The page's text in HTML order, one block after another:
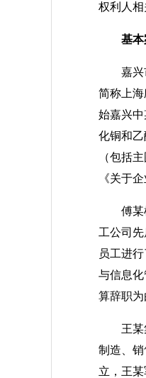
权利人
基
嘉兴市
简称上
始嘉兴
化铜和
（包括
《关于
傅某根
工公司
员工进
与信息
算辞职为
王某集
制造、
立，王